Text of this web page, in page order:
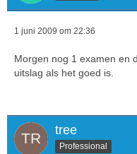
1 juni 2009 om 22:36
Morgen nog 1 examen en
uitslag als het goed is.
tree
Professional